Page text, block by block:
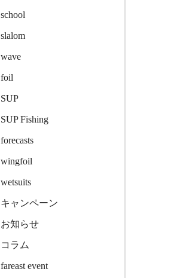
school
slalom
wave
foil
SUP
SUP Fishing
forecasts
wingfoil
wetsuits
キャンペーン
お知らせ
コラム
fareast event